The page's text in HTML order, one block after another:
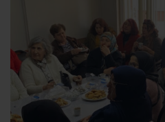
Kadın Kolları Başkanı Arzu
kadınların siyasetteki
gelmediğini belirtti. Güngör,
öncüsü olduğunu ifade
kararlılıkla sürdürüleceğini
sahada daha aktif ve daha